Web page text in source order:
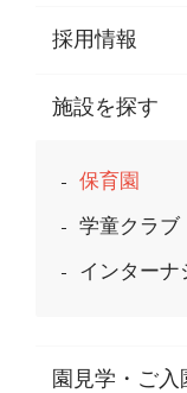
採用情報
施設を探す
保育園
学童クラブ
インターナ
園見学・ご入